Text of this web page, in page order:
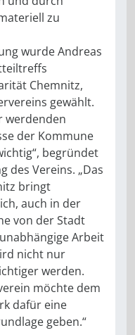
zu
wurde Andreas
Chemnitz,
gewählt.
werdenden
der Kommune
begründet
des Vereins. „Das
bringt
auch in der
von der Stadt
Arbeit
nicht nur
werden.
möchte dem
dafür eine
geben.“